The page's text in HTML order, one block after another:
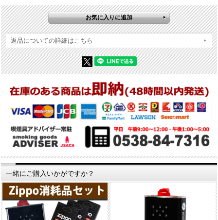
返品についての詳細はこちら
一緒にご購入いかがですか？